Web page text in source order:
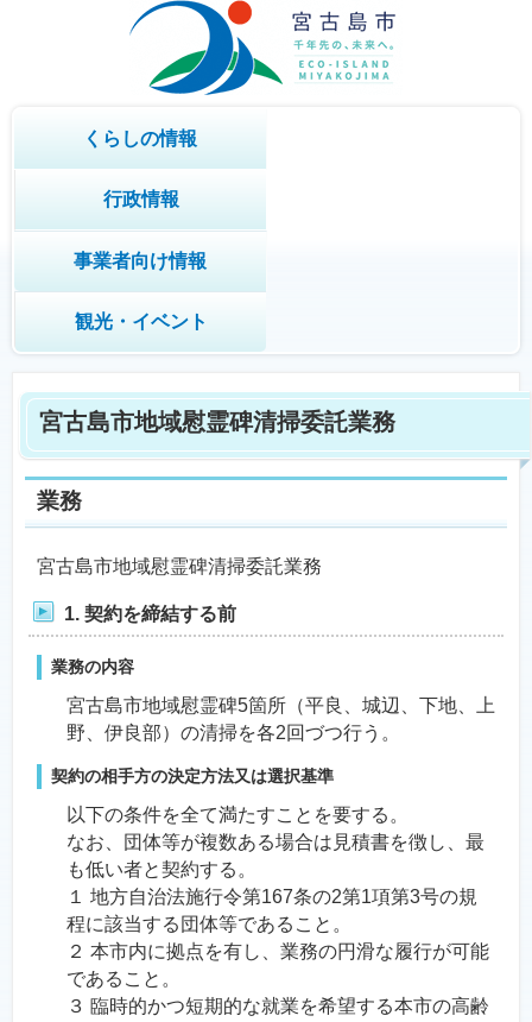
くらしの情報
行政情報
事業者向け情報
観光・イベント
宮古島市地域慰霊碑清掃委託業務
業務
宮古島市地域慰霊碑清掃委託業務
1. 契約を締結する前
業務の内容
宮古島市地域慰霊碑5箇所（平良、城辺、下地、上
野、伊良部）の清掃を各2回づつ行う。
契約の相手方の決定方法又は選択基準
以下の条件を全て満たすことを要する。
なお、団体等が複数ある場合は見積書を徴し、最
も低い者と契約する。
１ 地方自治法施行令第167条の2第1項第3号の規
程に該当する団体等であること。
２ 本市内に拠点を有し、業務の円滑な履行が可能
であること。
３ 臨時的かつ短期的な就業を希望する本市の高齢